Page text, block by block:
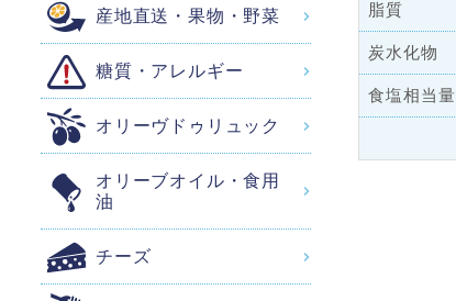
脂質
炭水化物
食塩相当量
産地直送・果物・野菜
糖質・アレルギー
オリーヴドゥリュック
オリーブオイル・食用
油
チーズ